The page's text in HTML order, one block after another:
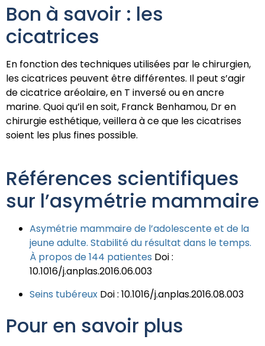
Bon à savoir : les
cicatrices
En fonction des techniques utilisées par le chirurgien,
les cicatrices peuvent être différentes. Il peut s’agir
de cicatrice aréolaire, en T inversé ou en ancre
marine. Quoi qu’il en soit, Franck Benhamou, Dr en
chirurgie esthétique, veillera à ce que les cicatrises
soient les plus fines possible.
Références scientifiques
sur l’asymétrie mammaire
Asymétrie mammaire de l’adolescente et de la
jeune adulte. Stabilité du résultat dans le temps.
À propos de 144 patientes Doi :
10.1016/j.anplas.2016.06.003
Seins tubéreux Doi : 10.1016/j.anplas.2016.08.003
Pour en savoir plus